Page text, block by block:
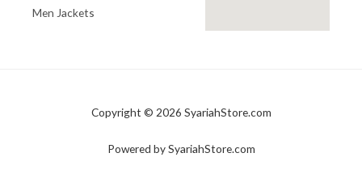
Men Jackets
Copyright © 2026 SyariahStore.com
Powered by SyariahStore.com